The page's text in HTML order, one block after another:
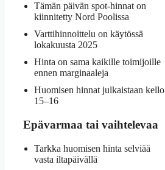
Tämän päivän spot-hinnat on
kiinnitetty Nord Poolissa
Varttihinnoittelu on käytössä
lokakuusta 2025
Hinta on sama kaikille toimijoille
ennen marginaaleja
Huomisen hinnat julkaistaan kello
15–16
Epävarmaa tai vaihtelevaa
Tarkka huomisen hinta selviää
vasta iltapäivällä